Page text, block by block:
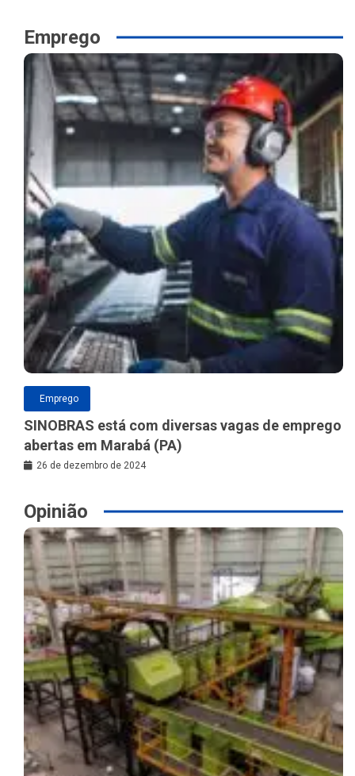
Emprego
Emprego
SINOBRAS está com diversas vagas de emprego
abertas em Marabá (PA)
26 de dezembro de 2024
Opinião